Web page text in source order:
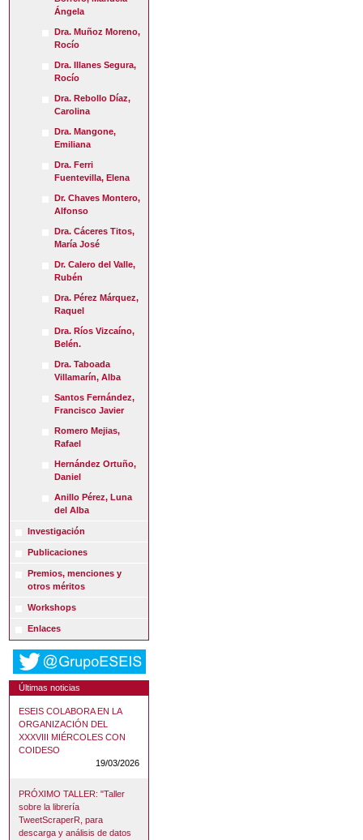
Ángela
Dra. Muñoz Moreno,
Rocío
Dra. Illanes Segura,
Rocío
Dra. Rebollo Díaz,
Carolina
Dra. Mangone,
Emiliana
Dra. Ferri
Fuentevilla, Elena
Dr. Chaves Montero,
Alfonso
Dra. Cáceres Titos,
María José
Dr. Calero del Valle,
Rubén
Dra. Pérez Márquez,
Raquel
Dra. Ríos Vizcaíno,
Belén.
Dra. Taboada
Villamarín, Alba
Santos Fernández,
Francisco Javier
Romero Mejias,
Rafael
Hernández Ortuño,
Daniel
Anillo Pérez, Luna
del Alba
Investigación
Publicaciones
Premios, menciones y
otros méritos
Workshops
Enlaces
Últimas noticias
ESEIS COLABORA EN LA
ORGANIZACIÓN DEL
XXXVIII MIÉRCOLES CON
COIDESO
19/03/2026
PRÓXIMO TALLER: "Taller
sobre la librería
TweetScraperR, para
descarga y análisis de datos